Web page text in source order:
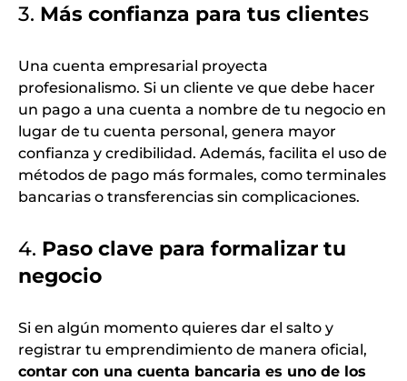
3. Más confianza para tus clientes
Una cuenta empresarial proyecta
profesionalismo. Si un cliente ve que debe hacer
un pago a una cuenta a nombre de tu negocio en
lugar de tu cuenta personal, genera mayor
confianza y credibilidad. Además, facilita el uso de
métodos de pago más formales, como terminales
bancarias o transferencias sin complicaciones.
4. Paso clave para formalizar tu
negocio
Si en algún momento quieres dar el salto y
registrar tu emprendimiento de manera oficial,
contar con una cuenta bancaria es uno de los